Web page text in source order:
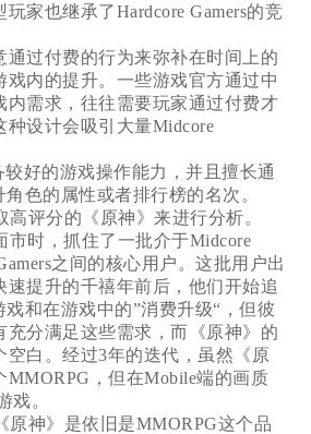
家也继承了Hardcore Gamers的竞
通过付费的行为来弥补在时间上的
戏内的提升。一些游戏官方通过中
内需求，往往需要玩家通过付费才
种设计会吸引大量Midcore
较好的游戏操作能力，并且擅长通
色的属性或者排行榜的名次。
评分的《原神》来进行分析。
市时，抓住了一批介于Midcore
之间的核心用户。这批用户出
速提升的千禧年前后，他们开始追
和在游戏中的”消费升级“，但彼
充分满足这些需求，而《原神》的
空白。经过3年的迭代，虽然《原
MMORPG，但在Mobile端的画质
戏。
神》是依旧是MMORPG这个品